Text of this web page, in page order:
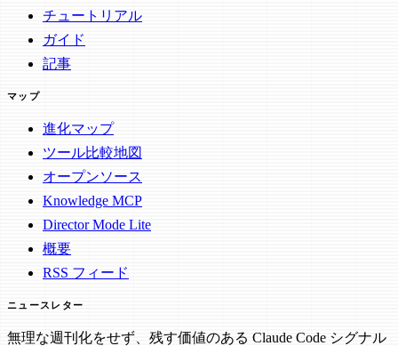
チュートリアル
ガイド
記事
マップ
進化マップ
ツール比較地図
オープンソース
Knowledge MCP
Director Mode Lite
概要
RSS フィード
ニュースレター
無理な週刊化をせず、残す価値のある Claude Code シグナル